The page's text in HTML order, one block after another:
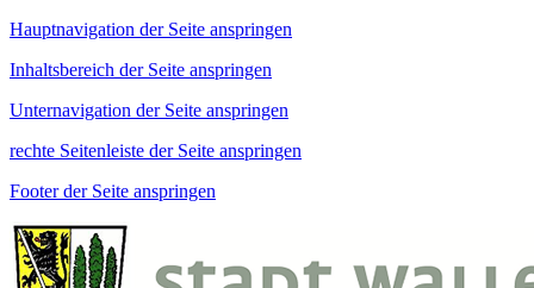
Hauptnavigation der Seite anspringen
Inhaltsbereich der Seite anspringen
Unternavigation der Seite anspringen
rechte Seitenleiste der Seite anspringen
Footer der Seite anspringen